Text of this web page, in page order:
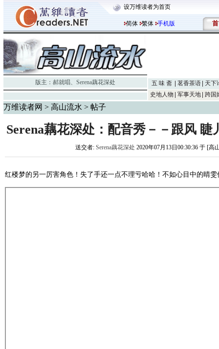
设万维读者为首页
简体 繁体 手机版 首
版主： 郝就唱、 Serena藕花深处 五 味 斋 茗香茶语
天下
史地人物
军事天地 跨国
万维读者网 > 高山流水 > 帖子
Serena藕花深处：配音秀－－跟风 睫
送交者: Serena藕花深处 2020年07月13日00:30:36 于 [高
红楼梦的另一厉害角色！失了手还一点不理亏哈哈！不如心目中的晴